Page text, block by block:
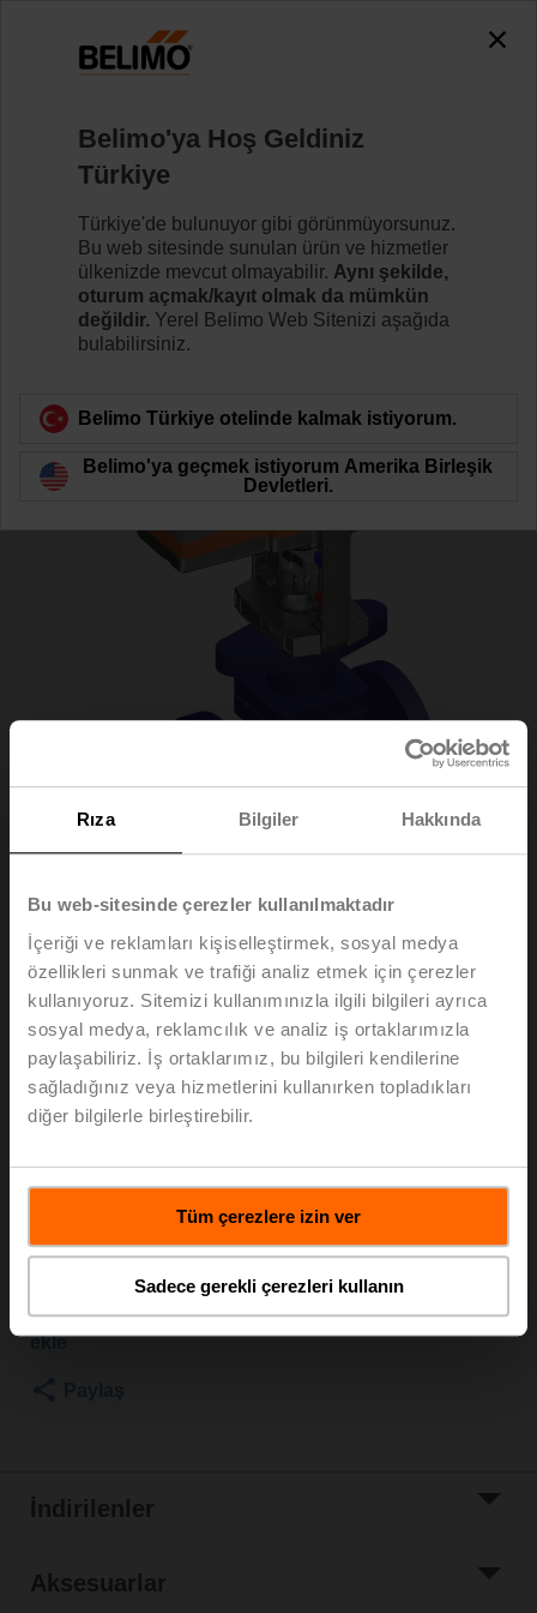
Rıza Bilgiler Hakkında
Bu web-sitesinde çerezler kullanılmaktadır
İçeriği ve reklamları kişiselleştirmek, sosyal medya
özellikleri sunmak ve trafiği analiz etmek için çerezler
kullanıyoruz. Sitemizi kullanımınızla ilgili bilgileri ayrıca
sosyal medya, reklamcılık ve analiz iş ortaklarımızla
paylaşabiliriz. İş ortaklarımız, bu bilgileri kendilerine
sağladığınız veya hizmetlerini kullanırken topladıkları
diğer bilgilerle birleştirebilir.
Tüm çerezlere izin ver
Sadece gerekli çerezleri kullanın
H6032X10-S2/SV24A-TPC
Daha fazla bilgi
H6032X10-S2/SV24A-
TPC
Glob vana, 2 yollu, DN 32, Flanş, PN 25, ps 2500 kPa,
Kvs 10 m³/h, Akışkan sıcaklığı 5...150°C [41...302°F]
Glob vana motoru, 1500 N, AC/DC 24 V, Aç/kapa, Yüzer
Proje listesine
ekle
İndirilenler
Aksesuarlar
Belimo'ya Hoş Geldiniz
Türkiye
Türkiye'de bulunuyor gibi görünmüyorsunuz.
Bu web sitesinde sunulan ürün ve hizmetler
ülkenizde mevcut olmayabilir. Aynı şekilde,
oturum açmak/kayıt olmak da mümkün
değildir. Yerel Belimo Web Sitenizi aşağıda
bulabilirsiniz.
Belimo Türkiye otelinde kalmak istiyorum.
Belimo'ya geçmek istiyorum Amerika Birleşik
Devletleri.